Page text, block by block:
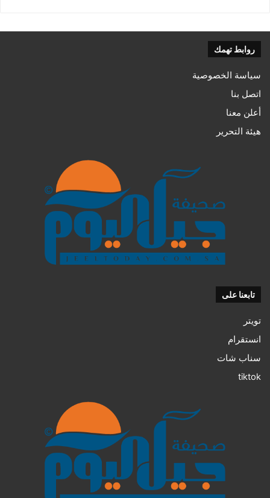
روابط تهمك
سياسة الخصوصية
اتصل بنا
أعلن معنا
هيئة التحرير
تابعنا على
تويتر
انستقرام
سناب شات
tiktok